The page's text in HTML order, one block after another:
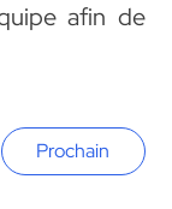
afin de
Prochain